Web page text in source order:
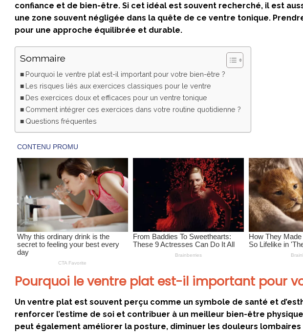
confiance et de bien-être. Si cet idéal est souvent recherché, il est
une zone souvent négligée dans la quête de ce ventre tonique.
pour une approche équilibrée et durable.
Sommaire
Pourquoi le ventre plat est-il important pour votre bien-être ?
Les risques liés aux exercices classiques pour le ventre
Des exercices doux et efficaces pour un ventre tonique
Comment intégrer ces exercices dans votre routine quotidienne ?
Questions fréquentes
Pourquoi le ventre plat est-il important pour
Un ventre plat est souvent perçu comme un symbole de santé et
renforcer l’estime de soi et contribuer à un meilleur bien-être
peut également améliorer la posture, diminuer les douleurs